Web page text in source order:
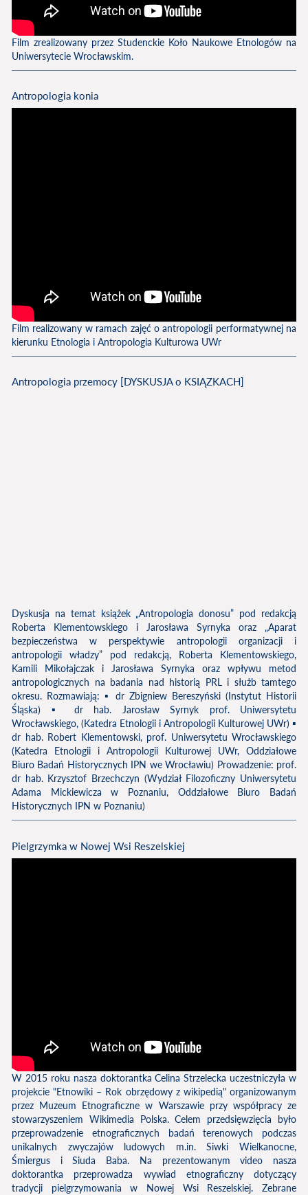
Film zrealizowany przez Studenckie Koło Naukowe Etnologów na
Uniwersytecie Wrocławskim.
Antropologia konia
Film realizowany w ramach zajęć o antropologii performatywnej na
kierunku Etnologia i Antropologia Kulturowa UWr​
Antropologia przemocy [DYSKUSJA o KSIĄZKACH]
Dyskusja na temat książek „Antropologia donosu” pod redakcją
Roberta Klementowskiego i Jarosława Syrnyka oraz „Aparat
bezpieczeństwa w perspektywie antropologii organizacji i
antropologii władzy” pod redakcją, Roberta Klementowskiego,
Kamili Mikołajczak i Jarosława Syrnyka oraz wpływu metod
antropologicznych na badania nad historią PRL i służb tamtego
okresu. Rozmawiają: ▪ dr Zbigniew Bereszyński (Instytut Historii
Śląska) ▪ dr hab. Jarosław Syrnyk prof. Uniwersytetu
Wrocławskiego, (Katedra Etnologii i Antropologii Kulturowej UWr) ▪
dr hab. Robert Klementowski, prof. Uniwersytetu Wrocławskiego
(Katedra Etnologii i Antropologii Kulturowej UWr, Oddziałowe
Biuro Badań Historycznych IPN we Wrocławiu) Prowadzenie: prof.
dr hab. Krzysztof Brzechczyn (Wydział Filozoficzny Uniwersytetu
Adama Mickiewicza w Poznaniu, Oddziałowe Biuro Badań
Historycznych IPN w Poznaniu)
Pielgrzymka w Nowej Wsi Reszelskiej
W 2015 roku nasza doktorantka Celina Strzelecka uczestniczyła w
projekcie "Etnowiki – Rok obrzędowy z wikipedią" organizowanym
przez Muzeum Etnograficzne w Warszawie przy współpracy ze
stowarzyszeniem Wikimedia Polska. Celem przedsięwzięcia było
przeprowadzenie etnograficznych badań terenowych podczas
unikalnych zwyczajów ludowych m.in. Siwki Wielkanocne,
Śmiergus i Siuda Baba. Na prezentowanym video nasza
doktorantka przeprowadza wywiad etnograficzny dotyczący
tradycji pielgrzymowania w Nowej Wsi Reszelskiej. Zebrane